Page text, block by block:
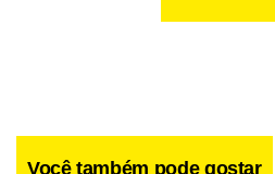
Você também pode gostar